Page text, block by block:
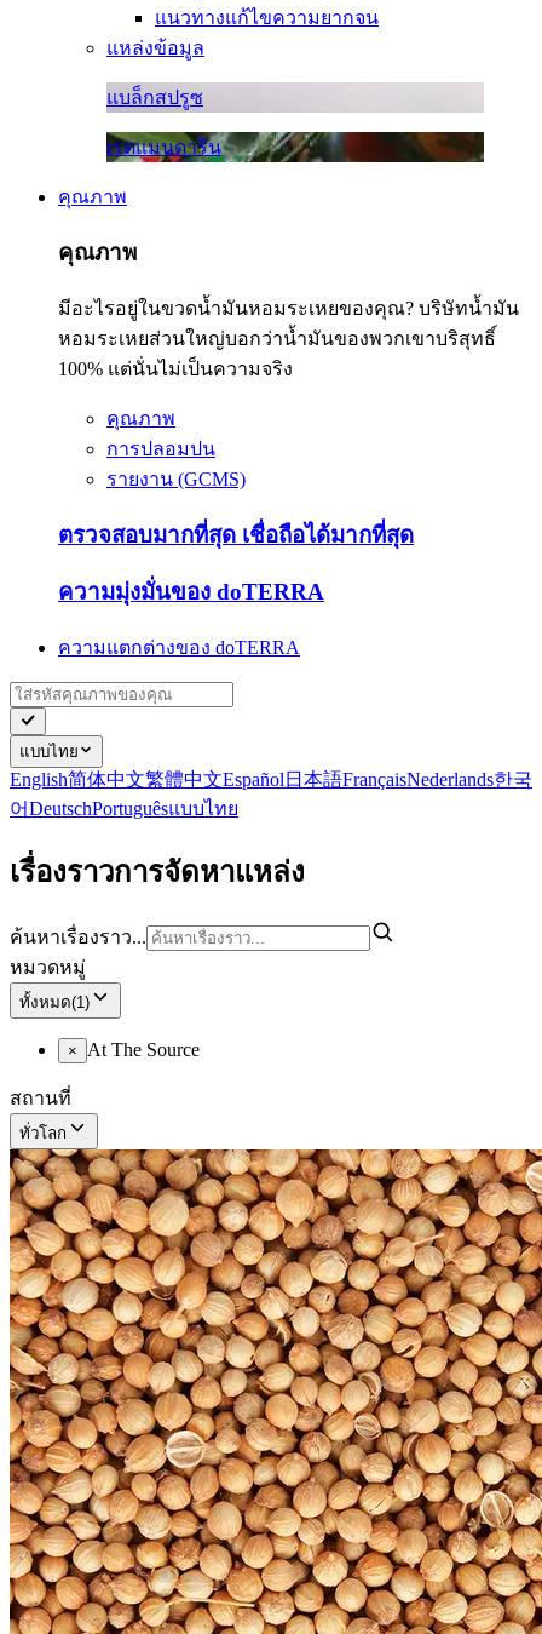
แนวทางแก้ไขความยากจน
แหล่งข้อมูล
แบล็กสปรูซ
เรดแมนดาริน
คุณภาพ
คุณภาพ
มีอะไรอยู่ในขวดน้ำมันหอมระเหยของคุณ? บริษัทน้ำมัน
หอมระเหยส่วนใหญ่บอกว่าน้ำมันของพวกเขาบริสุทธิ์
100% แต่นั่นไม่เป็นความจริง
คุณภาพ
การปลอมปน
รายงาน (GCMS)
ตรวจสอบมากที่สุด เชื่อถือได้มากที่สุด
ความมุ่งมั่นของ doTERRA
ความแตกต่างของ doTERRA
แบบไทย
English简体中文繁體中文Español 日本語FrançaisNederlands한국
어DeutschPortuguêsแบบไทย
เรื่องราวการจัดหาแหล่ง
ค้นหาเรื่องราว...
หมวดหมู่
ทั้งหมด(1 )
× At The Source
สถานที่
ทั่วโลก